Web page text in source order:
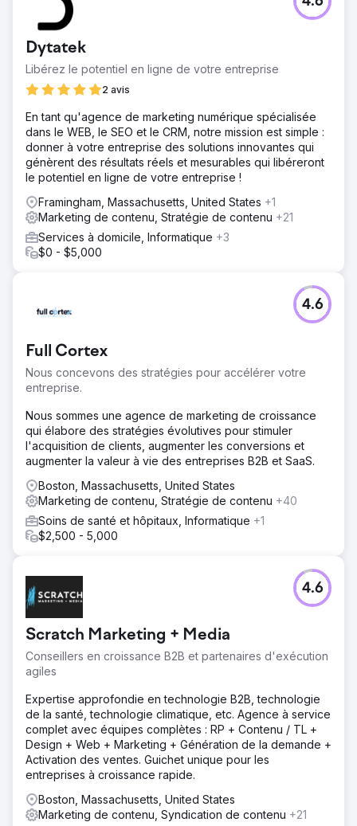
Dytatek
Libérez le potentiel en ligne de votre entreprise
2 avis
En tant qu'agence de marketing numérique spécialisée
dans le WEB, le SEO et le CRM, notre mission est simple :
donner à votre entreprise des solutions innovantes qui
génèrent des résultats réels et mesurables qui libéreront
le potentiel en ligne de votre entreprise !
Framingham, Massachusetts, United States +1
Marketing de contenu, Stratégie de contenu +21
Services à domicile, Informatique +3
$0 - $5,000
Full Cortex
Nous concevons des stratégies pour accélérer votre
entreprise.
4.6
Nous sommes une agence de marketing de croissance
qui élabore des stratégies évolutives pour stimuler
l'acquisition de clients, augmenter les conversions et
augmenter la valeur à vie des entreprises B2B et SaaS.
Boston, Massachusetts, United States
Marketing de contenu, Stratégie de contenu +40
Soins de santé et hôpitaux, Informatique +1
$2,500 - 5,000
Scratch Marketing + Media
Conseillers en croissance B2B et partenaires d'exécution
agiles
4.6
Expertise approfondie en technologie B2B, technologie
de la santé, technologie climatique, etc. Agence à service
complet avec équipes complètes : RP + Contenu / TL +
Design + Web + Marketing + Génération de la demande +
Activation des ventes. Guichet unique pour les
entreprises à croissance rapide.
Boston, Massachusetts, United States
Marketing de contenu, Syndication de contenu +21